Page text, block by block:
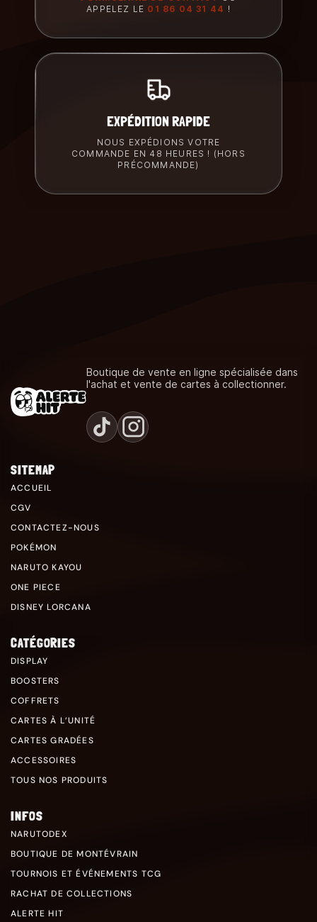
APPELEZ LE 01 86 04 31 44 !
EXPÉDITION RAPIDE
NOUS EXPÉDIONS VOTRE
COMMANDE EN 48 HEURES ! (HORS
PRÉCOMMANDE)
Boutique de vente en ligne spécialisée dans
l'achat et vente de cartes à collectionner.
SITEMAP
ACCUEIL
CGV
CONTACTEZ-NOUS
POKÉMON
NARUTO KAYOU
ONE PIECE
DISNEY LORCANA
CATÉGORIES
DISPLAY
BOOSTERS
COFFRETS
CARTES À L’UNITÉ
CARTES GRADÉES
ACCESSOIRES
TOUS NOS PRODUITS
INFOS
NARUTODEX
BOUTIQUE DE MONTÉVRAIN
TOURNOIS ET ÉVÉNEMENTS TCG
RACHAT DE COLLECTIONS
ALERTE HIT